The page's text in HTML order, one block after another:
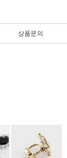
상품문의